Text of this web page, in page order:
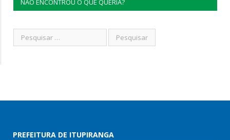
PREFEITURA DE ITUPIRANGA